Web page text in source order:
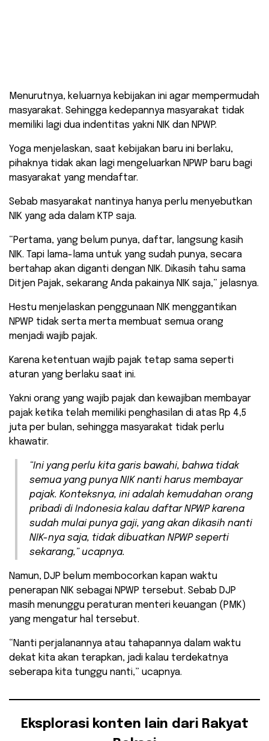
Menurutnya, keluarnya kebijakan ini agar mempermudah
masyarakat. Sehingga kedepannya masyarakat tidak
memiliki lagi dua indentitas yakni NIK dan NPWP.
Yoga menjelaskan, saat kebijakan baru ini berlaku,
pihaknya tidak akan lagi mengeluarkan NPWP baru bagi
masyarakat yang mendaftar.
Sebab masyarakat nantinya hanya perlu menyebutkan
NIK yang ada dalam KTP saja.
“Pertama, yang belum punya, daftar, langsung kasih
NIK. Tapi lama-lama untuk yang sudah punya, secara
bertahap akan diganti dengan NIK. Dikasih tahu sama
Ditjen Pajak, sekarang Anda pakainya NIK saja,” jelasnya.
Hestu menjelaskan penggunaan NIK menggantikan
NPWP tidak serta merta membuat semua orang
menjadi wajib pajak.
Karena ketentuan wajib pajak tetap sama seperti
aturan yang berlaku saat ini.
Yakni orang yang wajib pajak dan kewajiban membayar
pajak ketika telah memiliki penghasilan di atas Rp 4,5
juta per bulan, sehingga masyarakat tidak perlu
khawatir.
“Ini yang perlu kita garis bawahi, bahwa tidak
semua yang punya NIK nanti harus membayar
pajak. Konteksnya, ini adalah kemudahan orang
pribadi di Indonesia kalau daftar NPWP karena
sudah mulai punya gaji, yang akan dikasih nanti
NIK-nya saja, tidak dibuatkan NPWP seperti
sekarang,” ucapnya.
Namun, DJP belum membocorkan kapan waktu
penerapan NIK sebagai NPWP tersebut. Sebab DJP
masih menunggu peraturan menteri keuangan (PMK)
yang mengatur hal tersebut.
“Nanti perjalanannya atau tahapannya dalam waktu
dekat kita akan terapkan, jadi kalau terdekatnya
seberapa kita tunggu nanti,” ucapnya.
Eksplorasi konten lain dari Rakyat